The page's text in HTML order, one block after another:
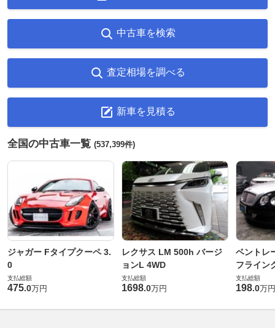
中古車を検索
査定相場を調べる
新車を見積る
全国の中古車一覧 (537,399件)
ジャガー Fタイプクーペ 3.
0
支払総額
475.0万円
レクサス LM 500h バージ
ョンL 4WD
支払総額
1698.0万円
ベントレ
フライン
支払総額
198.0万円